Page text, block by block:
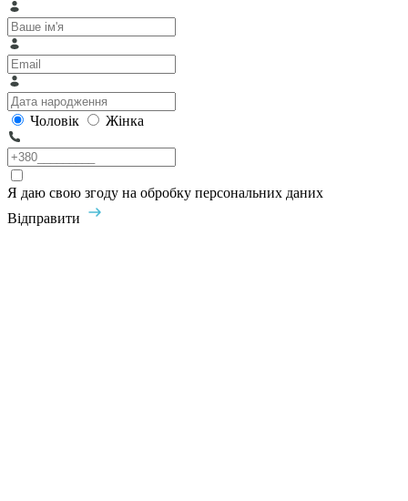
Чоловік Жінка
Я даю свою згоду на обробку персональних даних
Відправити